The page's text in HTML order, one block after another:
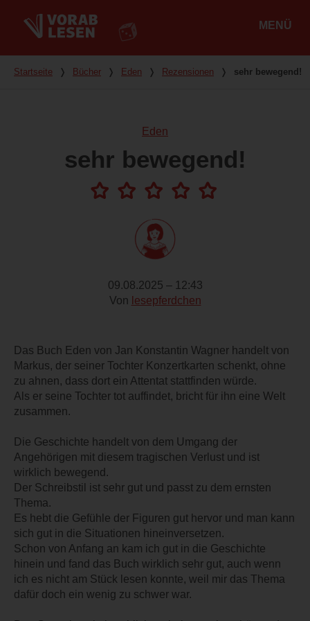
MENÜ
Du bist hier
Startseite ❭ Bücher ❭ Eden ❭ Rezensionen ❭ sehr bewegend!
Eden
sehr bewegend!
09.08.2025 – 12:43
Von lesepferdchen
Das Buch Eden von Jan Konstantin Wagner handelt von
Markus, der seiner Tochter Konzertkarten schenkt, ohne
zu ahnen, dass dort ein Attentat stattfinden würde.
Als er seine Tochter tot auffindet, bricht für ihn eine Welt
zusammen.
Die Geschichte handelt von dem Umgang der
Angehörigen mit diesem tragischen Verlust und ist
wirklich bewegend.
Der Schreibstil ist sehr gut und passt zu dem ernsten
Thema.
Es hebt die Gefühle der Figuren gut hervor und man kann
sich gut in die Situationen hineinversetzen.
Schon von Anfang an kam ich gut in die Geschichte
hinein und fand das Buch wirklich sehr gut, auch wenn
ich es nicht am Stück lesen konnte, weil mir das Thema
dafür doch ein wenig zu schwer war.